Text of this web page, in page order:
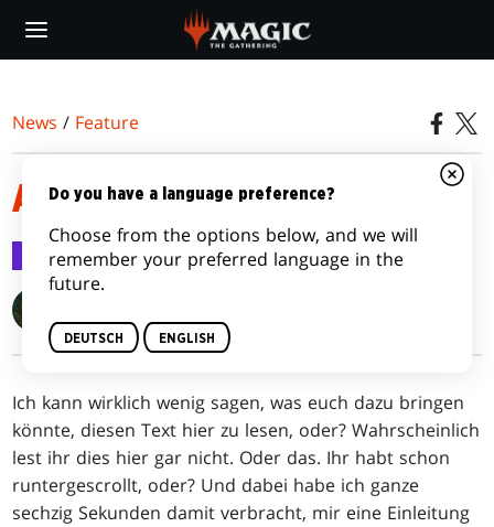
main
News / Feature
ALLE EXPEDITIONEN
Feature 17. Sep. 2015
Ich kann wirklich wenig sagen, was euch dazu bringen
könnte, diesen Text hier zu lesen, oder? Wahrscheinlich
lest ihr dies hier gar nicht. Oder das. Ihr habt schon
runtergescrollt, oder? Und dabei habe ich ganze
sechzig Sekunden damit verbracht, mir eine Einleitung
Do you have a language preference?
Choose from the options below, and we will
remember your preferred language in the
future.
DEUTSCH ENGLISH